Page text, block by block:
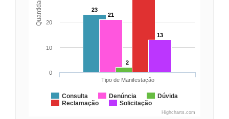
Quantidade
23
21
2
13
Consulta Denúncia
Dúvida
Reclamação
Solicitação
Tipo de Manifestação
0
10
20
Highcharts.com